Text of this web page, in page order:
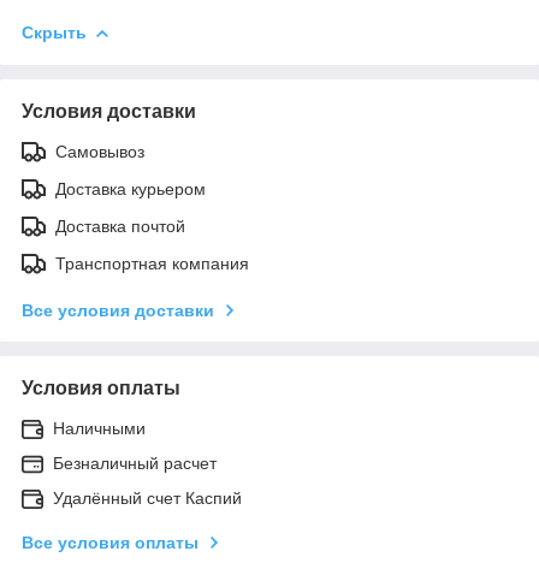
Скрыть
Условия доставки
Самовывоз
Доставка курьером
Доставка почтой
Транспортная компания
Все условия доставки
Условия оплаты
Наличными
Безналичный расчет
Удалённый счет Каспий
Все условия оплаты